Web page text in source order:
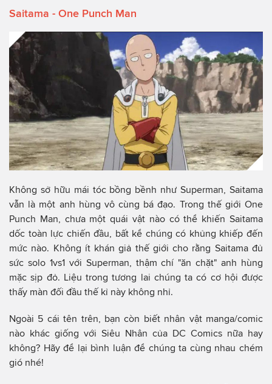
Saitama - One Punch Man
Không sở hữu mái tóc bồng bềnh như Superman, Saitama
vẫn là một anh hùng vô cùng bá đạo. Trong thế giới One
Punch Man, chưa một quái vật nào có thể khiến Saitama
dốc toàn lực chiến đầu, bất kể chúng có khủng khiếp đến
mức nào. Không ít khán giả thế giới cho rằng Saitama đủ
sức solo 1vs1 với Superman, thậm chí "ăn chặt" anh hùng
mặc sịp đỏ. Liệu trong tương lai chúng ta có cơ hội được
thấy màn đối đầu thế kỉ này không nhỉ.
Ngoài 5 cái tên trên, bạn còn biết nhân vật manga/comic
nào khác giống với Siêu Nhân của DC Comics nữa hay
không? Hãy để lại bình luận để chúng ta cùng nhau chém
gió nhé!